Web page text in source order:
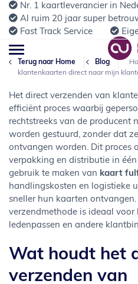
Nr. 1 kaartleverancier in
Al ruim 20 jaar super
Fast Track Service
Terug naar Home Blog
klantenkaarten direct naar mijn
Het direct verzenden van
efficiënt proces waarbij
rechtstreeks van de producent
worden gestuurd, zonder dat
ontvangen worden. Dit proces
verpakking en distributie in
gebruik te maken van kaart
handlingskosten en logistieke
sneller hun kaarten ontvangen.
verzendmethode is ideaal voor
ledenpassen en andere
Wat houdt het
verzenden van